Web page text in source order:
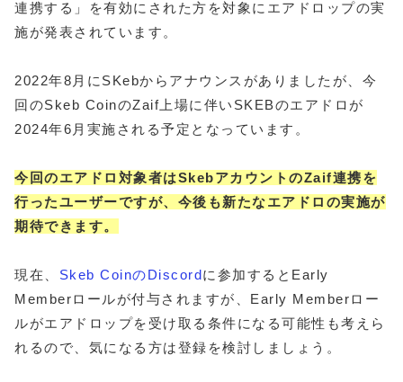
連携する」を有効にされた方を対象にエアドロップの実
施が発表されています。
2022年8月にSKebからアナウンスがありましたが、今
回のSkeb CoinのZaif上場に伴いSKEBのエアドロが
2024年6月実施される予定となっています。
今回のエアドロ対象者はSkebアカウントのZaif連携を
行ったユーザーですが、今後も新たなエアドロの実施が
期待できます。
現在、 Skeb CoinのDiscordに参加するとEarly
Memberロールが付与されますが、Early Memberロー
ルがエアドロップを受け取る条件になる可能性も考えら
れるので、気になる方は登録を検討しましょう。